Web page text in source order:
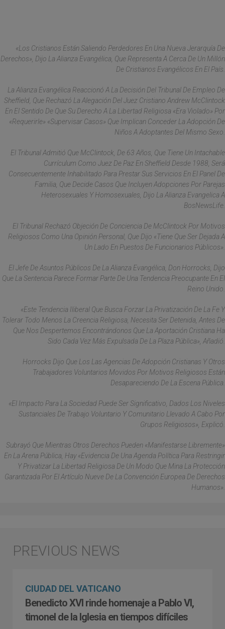
«Los Cristianos Están Saliendo Perdedores En Una Nueva Jerarquía De
Derechos», Dijo La Alianza Evangélica, Que Representa A Cerca De Un Millón
De Cristianos Evangélicos En El País.
La Alianza Evangélica Reaccionó A La Decisión Del Tribunal De Empleo De
Sheffield, Que Rechazó La Alegación Del Juez Cristiano Andrew McClintock
En El Sentido De Que Su Derecho A La Libertad Religiosa «era Violado» Por
«requerirle» «supervisar Casos» Que Implican Conceder La Adopción De
Niños A Adoptantes Del Mismo Sexo.
El Tribunal Admitió Que McClintock, De 63 Años, Que Tiene Un Intachable
Currículum Como Juez De Paz En Sheffield Desde 1988, Será
Consecuentemente Inhabilitado Para Prestar Sus Servicios En El Panel De
Familia, Que Decide Casos Que Incluyen Adopciones Por Parejas
Heterosexuales Y Homosexuales, Dijo La Alianza Evangelica A
BosNewsLife.
El Tribunal Rechazó Objeción De Conciencia De McClintock Por Motivos
Religiosos Como Una Opinión Personal, Que Dijo «tiene Que Ser Dejada A
Un Lado En Puestos De Funcionarios Públicos».
El Jefe De Asuntos Públicos De La Alianza Evangélica, Don Horrocks, Dijo
Que La Sentencia Parece Formar Parte De Una Tendencia Preocupante En El
Reino Unido.
«Este Tendencia Iliberal Que Busca Forzar La Privatización De La Fe Y
Tolerar Todo Menos La Creencia Religiosa, Necesita Ser Detenida, Antes De
Que Nos Despertemos Encontrándonos Que La Aportación Cristiana Ha
Sido Cada Vez Más Expulsada De La Plaza Pública», Añadió.
Horrocks Dijo Que Los Las Agencias De Adopción Cristianas Y Otros
Trabajadores Voluntarios Movidos Por Motivos Religiosos Están
Desapareciendo De La Escena Pública.
«El Impacto Para La Sociedad Puede Ser Significativo, Dados Los Niveles
Sustanciales De Trabajo Voluntario Y Comunitario Llevado A Cabo Por
Grupos Religiosos», Explicó.
Subrayó Que Mientras Otros Derechos Pueden «manifestarse Libremente»
En La Arena Pública, Hay «evidencia De Una Agenda Política Para Restringir
Y Privatizar La Libertad Religiosa De Un Modo Que Mina La Protección
Garantizada Por El Artículo Nueve De La Convención Europea De Derechos
Humanos».
CIUDAD DEL VATICANO
Benedicto XVI rinde homenaje a Pablo VI,
timonel de la Iglesia en tiempos difíciles